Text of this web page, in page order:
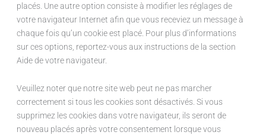
placés. Une autre option consiste à modifier les réglages de
votre navigateur Internet afin que vous receviez un message à
chaque fois qu’un cookie est placé. Pour plus d’informations
sur ces options, reportez-vous aux instructions de la section
Aide de votre navigateur.
Veuillez noter que notre site web peut ne pas marcher
correctement si tous les cookies sont désactivés. Si vous
supprimez les cookies dans votre navigateur, ils seront de
nouveau placés après votre consentement lorsque vous